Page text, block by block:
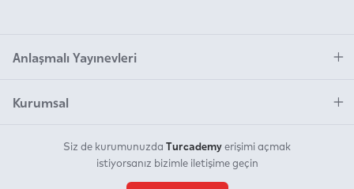
Anlaşmalı Yayınevleri
Kurumsal
Siz de kurumunuzda Turcademy erişimi açmak
istiyorsanız bizimle iletişime geçin